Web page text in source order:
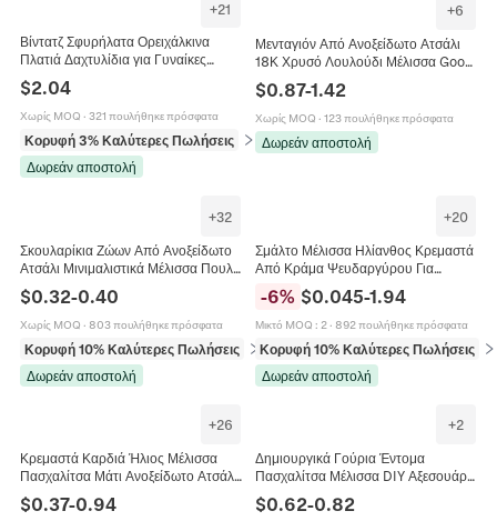
+21
Βίντατζ Σφυρήλατα Ορειχάλκινα
Πλατιά Δαχτυλίδια για Γυναίκες
Χειροποίητα Πεταλούδα Μέλισσα
Νυχτερίδα Φύλλο Λουλούδι Ένθετο
Στρας Κοσμήματα Δώρο
$2.04
Χωρίς MOQ · 321 πουλήθηκε πρόσφατα
Κορυφή 3% Καλύτερες Πωλήσεις
σε Δαχτυλίδια
Δωρεάν αποστολή
+6
Μενταγιόν Από Ανοξείδωτο Ατσάλι
18Κ Χρυσό Λουλούδι Μέλισσα Good
Luck Charms Σμάλτο DIY
Κοσμήματα Αξεσουάρ Γυναίκες
$0.87-1.42
Χωρίς MOQ · 123 πουλήθηκε πρόσφατα
Δωρεάν αποστολή
+32
Σκουλαρίκια Ζώων Από Ανοξείδωτο
Ατσάλι Μινιμαλιστικά Μέλισσα Πουλί
Χόνδρος Κοσμήματα Για Γυναίκες
$0.32-0.40
Χωρίς MOQ · 803 πουλήθηκε πρόσφατα
Κορυφή 10% Καλύτερες Πωλήσεις
σε Σκουλαρίκια
Δωρεάν αποστολή
+20
Σμάλτο Μέλισσα Ηλίανθος Κρεμαστά
Από Κράμα Ψευδαργύρου Για
Βραχιόλι Κολιέ Αξεσουάρ Έντομο
Κηρήθρα
-6% $0.045-1.94
Μικτό MOQ : 2· 892 πουλήθηκε πρόσφατα
Κορυφή 10% Καλύτερες Πωλήσεις
Δωρεάν αποστολή
+26
Κρεμαστά Καρδιά Ήλιος Μέλισσα
Πασχαλίτσα Μάτι Ανοξείδωτο Ατσάλι
Χρυσή Επίστρωση Σμάλτο DIY Για
Κοσμήματα
$0.37-0.94
+2
Δημιουργικά Γούρια Έντομα
Πασχαλίτσα Μέλισσα DIY Αξεσουάρ
Κοσμημάτων Από Κράμα Και Στρας
Για Διακόσμηση Θήκης Τηλεφώνου
$0.62-0.82